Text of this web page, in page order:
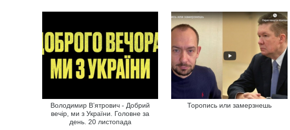
Володимир В’ятрович - Добрий
вечір, ми з України. Головне за
день. 20 листопада
Торопись или замерзнешь